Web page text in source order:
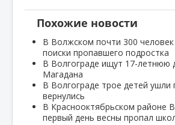
Похожие новости
В Волжском почти 300
поиски пропавшего подростка
В Волгограде ищут 17-летнюю
Магадана
В Волгограде трое детей ушли
вернулись
В Краснооктябрьском районе
первый день весны пропал